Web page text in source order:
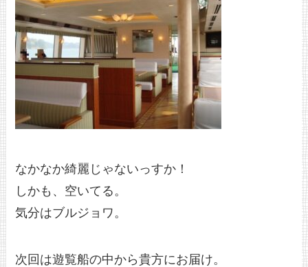
なかなか綺麗じゃないっすか！
しかも、空いてる。
気分はブルジョワ。
次回は遊覧船の中から貴方にお届け。